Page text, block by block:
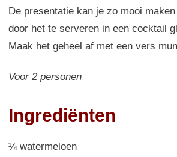
De presentatie kan je zo mooi
door het te serveren in een cocktail
Maak het geheel af met een vers
Voor 2 personen
Ingrediënten
¼ watermeloen